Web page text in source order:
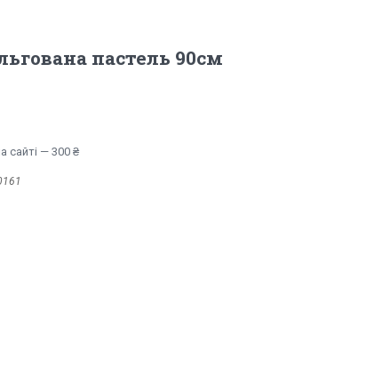
пастель 90см
сайті — 300 ₴